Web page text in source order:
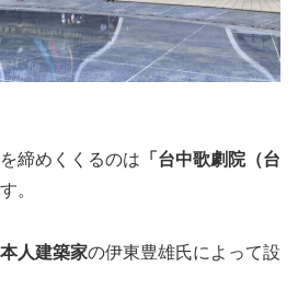
締めくくるのは 「台中歌劇院（台
。
本人建築家の伊東豊雄氏によって設